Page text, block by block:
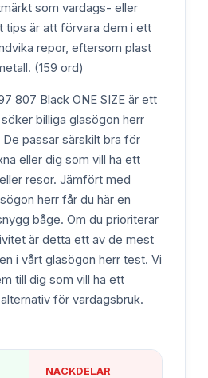
som vardags- eller
tips är att förvara dem i ett
repor, eftersom plast
(159 ord)
807 Black ONE SIZE är ett
billiga glasögon herr
passar särskilt bra för
eller dig som vill ha ett
resor. Jämfört med
herr får du här en
båge. Om du prioriterar
är detta ett av de mest
i vårt glasögon herr test. Vi
till dig som vill ha ett
för vardagsbruk.
NACKDELAR